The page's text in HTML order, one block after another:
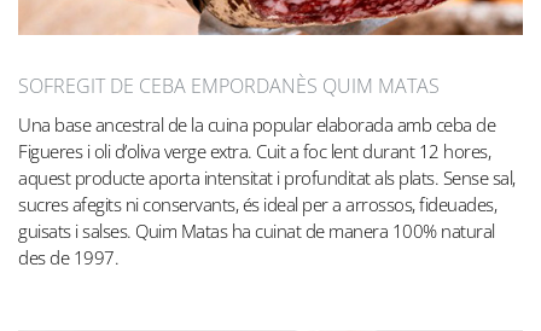
SOFREGIT DE CEBA EMPORDANÈS QUIM MATAS
Una base ancestral de la cuina popular elaborada amb ceba de
Figueres i oli d’oliva verge extra. Cuit a foc lent durant 12 hores,
aquest producte aporta intensitat i profunditat als plats. Sense sal,
sucres afegits ni conservants, és ideal per a arrossos, fideuades,
guisats i salses. Quim Matas ha cuinat de manera 100% natural
des de 1997.